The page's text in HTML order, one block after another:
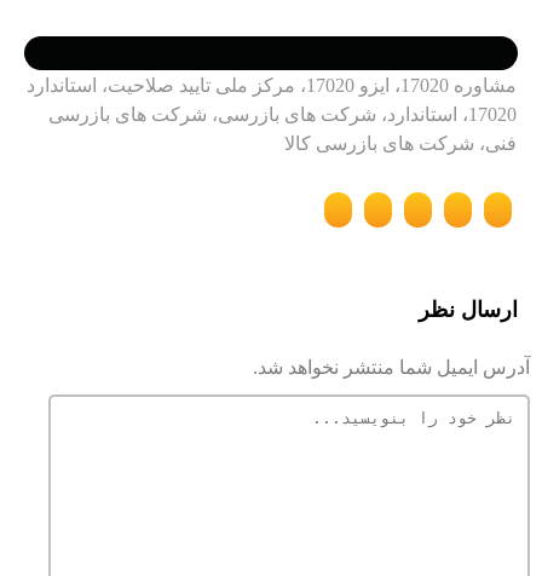
مشاوره 17020، ایزو 17020، مرکز ملی تایید صلاحیت، استاندارد
17020، استاندارد، شرکت های بازرسی، شرکت های بازرسی
فنی، شرکت های بازرسی کالا
ارسال نظر
آدرس ایمیل شما منتشر نخواهد شد.